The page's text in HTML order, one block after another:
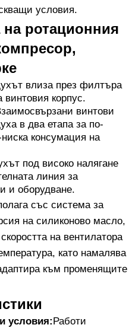
условия.
ротационния
влиза през филтъра
винтовия корпус.
винтови
в два етапа за по-
консумация на
под високо налягане
линия за
и оборудване.
със система за
на силиконово масло,
на вентилатора
като намалява
към променящите
условия:Работи